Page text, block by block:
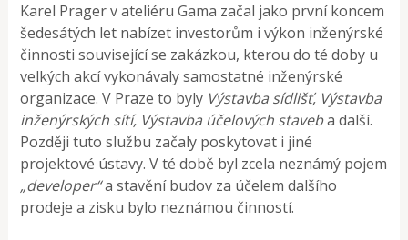
Karel Prager v ateliéru Gama začal jako první koncem
šedesátých let nabízet investorům i výkon inženýrské
činnosti související se zakázkou, kterou do té doby u
velkých akcí vykonávaly samostatné inženýrské
organizace. V Praze to byly Výstavba sídlišť, Výstavba
inženýrských sítí, Výstavba účelových staveba další.
Později tuto službu začaly poskytovat i jiné
projektové ústavy. V té době byl zcela neznámý pojem
„developer“a stavění budov za účelem dalšího
prodeje a zisku bylo neznámou činností.